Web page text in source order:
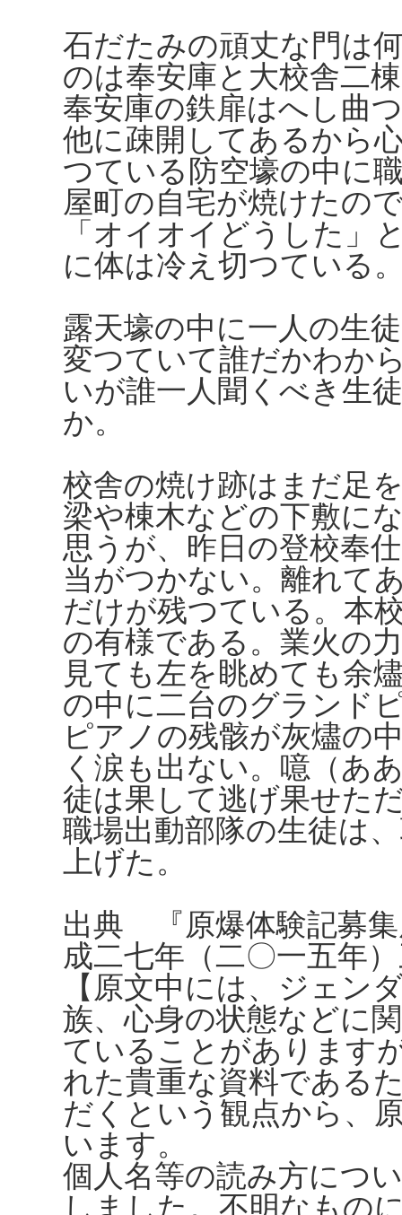
石だたみの頑丈な門は
のは奉安庫と大校舎二
奉安庫の鉄扉はへし曲
他に疎開してあるから
つている防空壕の中に
屋町の自宅が焼けたの
「オイオイどうした」
に体は冷え切つている
露天壕の中に一人の生
変つていて誰だかわか
いが誰一人聞くべき生
か。
校舎の焼け跡はまだ足
梁や棟木などの下敷に
思うが、昨日の登校奉
当がつかない。離れて
だけが残つている。本
の有様である。業火の
見ても左を眺めても余
の中に二台のグランド
ピアノの残骸が灰燼の
く涙も出ない。噫（あ
徒は果して逃げ果せた
職場出動部隊の生徒は
上げた。
出典 『原爆体験記募
成二七年（二〇一五年
【原文中には、ジェン
族、心身の状態などに
ていることがあります
れた貴重な資料である
だくという観点から、
います。
個人名等の読み方につ
しました。不明なもの